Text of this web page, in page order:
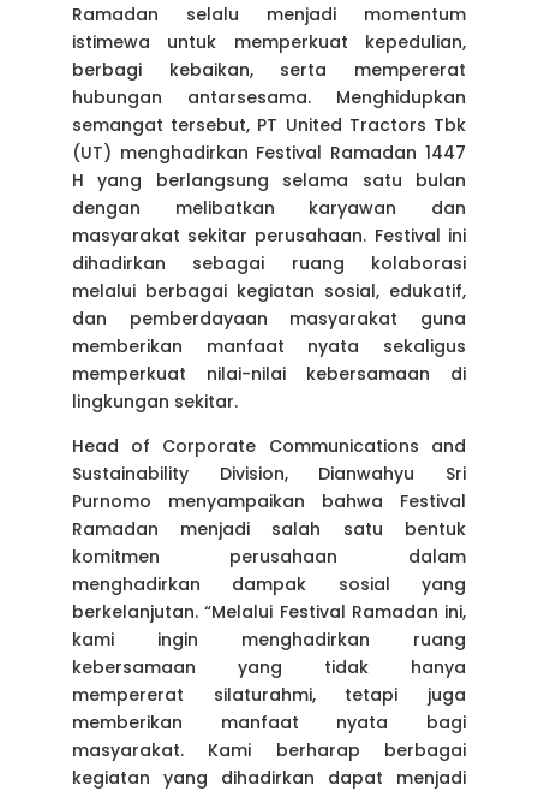
Ramadan selalu menjadi momentum
istimewa untuk memperkuat kepedulian,
berbagi kebaikan, serta mempererat
hubungan antarsesama. Menghidupkan
semangat tersebut, PT United Tractors Tbk
(UT) menghadirkan Festival Ramadan 1447
H yang berlangsung selama satu bulan
dengan melibatkan karyawan dan
masyarakat sekitar perusahaan. Festival ini
dihadirkan sebagai ruang kolaborasi
melalui berbagai kegiatan sosial, edukatif,
dan pemberdayaan masyarakat guna
memberikan manfaat nyata sekaligus
memperkuat nilai-nilai kebersamaan di
lingkungan sekitar.
Head of Corporate Communications and
Sustainability Division, Dianwahyu Sri
Purnomo
menyampaikan bahwa Festival
Ramadan menjadi salah satu bentuk
komitmen perusahaan dalam
menghadirkan dampak sosial yang
berkelanjutan.“Melalui Festival Ramadan ini,
kami ingin menghadirkan ruang
kebersamaan yang tidak hanya
mempererat silaturahmi, tetapi juga
memberikan manfaat nyata bagi
masyarakat. Kami berharap berbagai
kegiatan yang dihadirkan dapat menjadi